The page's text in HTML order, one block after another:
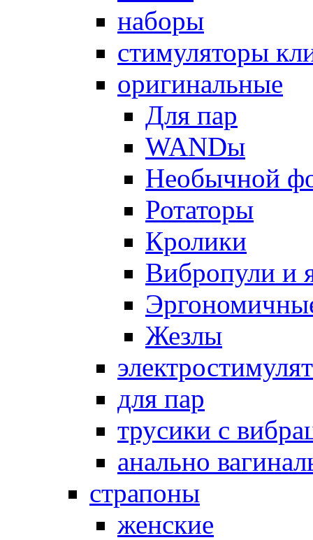
наборы
стимуляторы
оригинальные
Для пар
WANDы
Необычной
Ротаторы
Кролики
Вибропули и
Жезлы
для пар
трусики с
анально
страпоны
женские